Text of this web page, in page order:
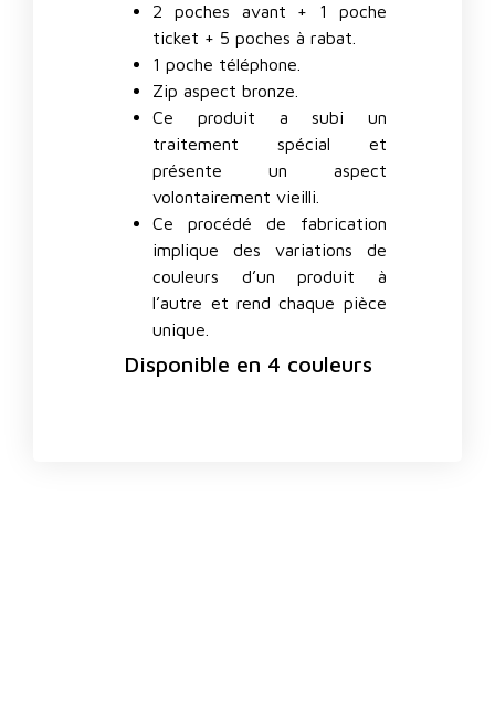
2 poches avant + 1 poche
ticket + 5 poches à rabat.
1 poche téléphone.
Zip aspect bronze.
Ce produit a subi un
traitement spécial et
présente un aspect
volontairement vieilli.
Ce procédé de fabrication
implique des variations de
couleurs d’un produit à
l’autre et rend chaque pièce
unique.
Disponible en 4 couleurs